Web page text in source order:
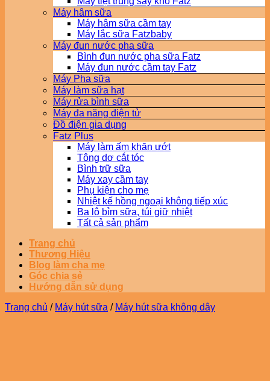
Máy hâm sữa
Máy hâm sữa cầm tay
Máy lắc sữa Fatzbaby
Máy đun nước pha sữa
Bình đun nước pha sữa Fatz
Máy đun nước cầm tay Fatz
Máy Pha sữa
Máy làm sữa hạt
Máy rửa bình sữa
Máy đa năng điện tử
Đồ điện gia dụng
Fatz Plus
Máy làm ấm khăn ướt
Tông dơ cắt tóc
Bình trữ sữa
Máy xay cầm tay
Phụ kiện cho mẹ
Nhiệt kế hồng ngoại không tiếp xúc
Ba lô bỉm sữa, túi giữ nhiệt
Tất cả sản phẩm
Trang chủ
Thương Hiệu
Blog làm cha mẹ
Góc chia sẻ
Hướng dẫn sử dụng
Trang chủ / Máy hút sữa / Máy hút sữa không dây